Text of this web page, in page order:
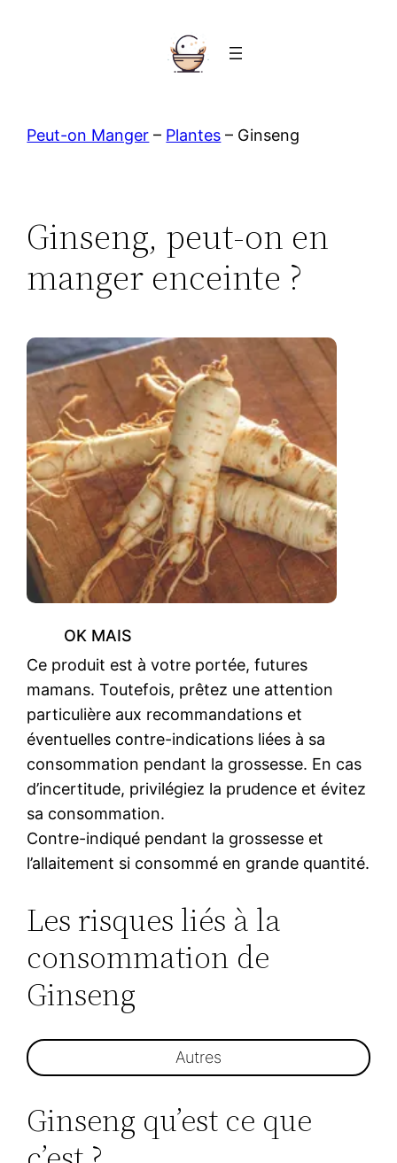
Peut-on Manger – Plantes – Ginseng
Ginseng, peut-on en
manger enceinte ?
OK MAIS
Ce produit est à votre portée, futures
mamans. Toutefois, prêtez une attention
particulière aux recommandations et
éventuelles contre-indications liées à sa
consommation pendant la grossesse. En cas
d’incertitude, privilégiez la prudence et évitez
sa consommation.
Contre-indiqué pendant la grossesse et
l’allaitement si consommé en grande quantité.
Les risques liés à la
consommation de
Ginseng
Autres
Ginseng qu’est ce que